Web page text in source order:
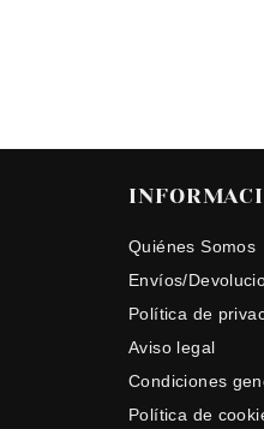
Quiénes Somos
Envíos/
Política de
Aviso legal
Condiciones
Política de